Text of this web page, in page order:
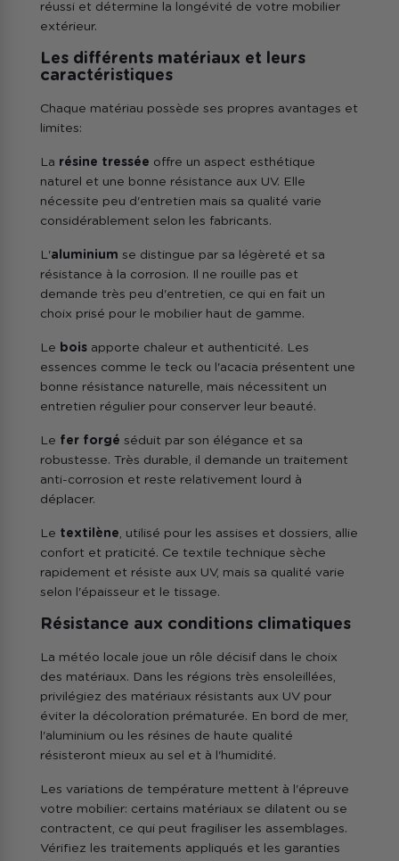
réussi et détermine la longévité de votre mobilier
extérieur.
Les différents matériaux et leurs
caractéristiques
Chaque matériau possède ses propres avantages et
limites:
La résine tressée offre un aspect esthétique
naturel et une bonne résistance aux UV. Elle
nécessite peu d'entretien mais sa qualité varie
considérablement selon les fabricants.
L'aluminium se distingue par sa légèreté et sa
résistance à la corrosion. Il ne rouille pas et
demande très peu d'entretien, ce qui en fait un
choix prisé pour le mobilier haut de gamme.
Le bois apporte chaleur et authenticité. Les
essences comme le teck ou l'acacia présentent une
bonne résistance naturelle, mais nécessitent un
entretien régulier pour conserver leur beauté.
Le fer forgé séduit par son élégance et sa
robustesse. Très durable, il demande un traitement
anti-corrosion et reste relativement lourd à
déplacer.
Le textilène, utilisé pour les assises et dossiers, allie
confort et praticité. Ce textile technique sèche
rapidement et résiste aux UV, mais sa qualité varie
selon l'épaisseur et le tissage.
Résistance aux conditions climatiques
La météo locale joue un rôle décisif dans le choix
des matériaux. Dans les régions très ensoleillées,
privilégiez des matériaux résistants aux UV pour
éviter la décoloration prématurée. En bord de mer,
l'aluminium ou les résines de haute qualité
résisteront mieux au sel et à l'humidité.
Les variations de température mettent à l'épreuve
votre mobilier: certains matériaux se dilatent ou se
contractent, ce qui peut fragiliser les assemblages.
Vérifiez les traitements appliqués et les garanties